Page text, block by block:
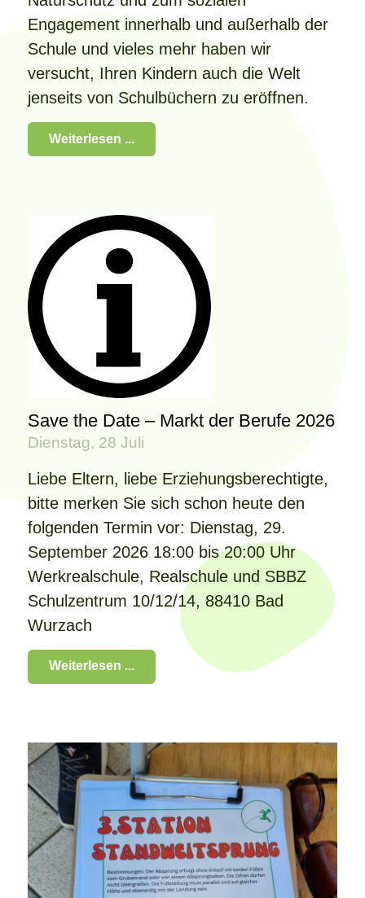
Engagement innerhalb und außerhalb der
Schule und vieles mehr haben wir
versucht, Ihren Kindern auch die Welt
jenseits von Schulbüchern zu eröffnen.
Weiterlesen ...
Save the Date – Markt der Berufe 2026
Dienstag, 28 Juli
Liebe Eltern, liebe Erziehungsberechtigte,
bitte merken Sie sich schon heute den
folgenden Termin vor: Dienstag, 29.
September 2026 18:00 bis 20:00 Uhr
Werkrealschule, Realschule und SBBZ
Schulzentrum 10/12/14, 88410 Bad
Wurzach
Weiterlesen ...